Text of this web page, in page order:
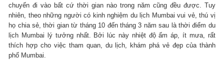
chuyến đi vào bất cứ thời gian nào trong năm cũng đều được. Tuy
nhiên, theo những người có kinh nghiệm du lịch Mumbai vui vẻ, thú vị
họ chia sẻ, thời gian từ tháng 10 đến tháng 3 năm sau là thời điểm du
lịch Mumbai lý tưởng nhất. Bởi lúc này nhiệt độ ấm áp, ít mưa, rất
thích hợp cho việc tham quan, du lịch, khám phá vẻ đẹp của thành
phố Mumbai.